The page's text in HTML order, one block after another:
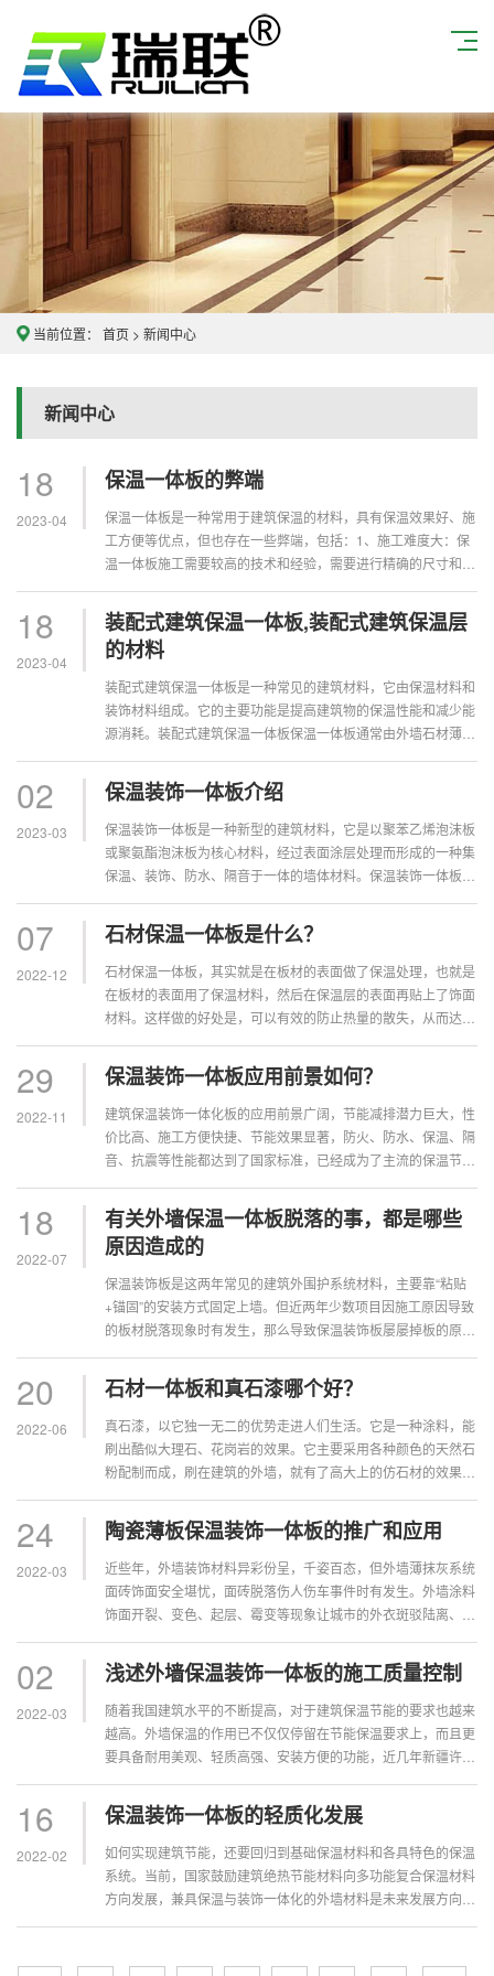
当前位置： 首页 > 新闻中心
新闻中心
18
2023-04
保温一体板的弊端
保温一体板是一种常用于建筑保温的材料，具有保温效果好、施
工方便等优点，但也存在一些弊端，包括：1、施工难度大：保
温一体板施工需要较高的技术和经验，需要进行精确的尺寸和角
造价较高：保温一...
18
2023-04
装配式建筑保温一体板,装配式建筑保温层
的材料
装配式建筑保温一体板是一种常见的建筑材料，它由保温材料和
装饰材料组成。它的主要功能是提高建筑物的保温性能和减少能
源消耗。装配式建筑保温一体板保温一体板通常由外墙石材薄陶
于外观设计和保护...
02
2023-03
保温装饰一体板介绍
保温装饰一体板是一种新型的建筑材料，它是以聚苯乙烯泡沫板
或聚氨酯泡沫板为核心材料，经过表面涂层处理而形成的一种集
保温、装饰、防水、隔音于一体的墙体材料。保温装饰一体板具
材料采用聚苯乙烯...
07
2022-12
石材保温一体板是什么？
石材保温一体板，其实就是在板材的表面做了保温处理，也就是
在板材的表面用了保温材料，然后在保温层的表面再贴上了饰面
材料。这样做的好处是，可以有效的防止热量的散失，从而达到
的保温隔热性能，...
29
2022-11
保温装饰一体板应用前景如何？
建筑保温装饰一体化板的应用前景广阔，节能减排潜力巨大，性
价比高、施工方便快捷、节能效果显著，防火、防水、保温、隔
音、抗震等性能都达到了国家标准，已经成为了主流的保温节能
节能保温的最佳选...
18
2022-07
有关外墙保温一体板脱落的事，都是哪些
原因造成的
保温装饰板是这两年常见的建筑外围护系统材料，主要靠“粘贴
+锚固”的安装方式固定上墙。但近两年少数项目因施工原因导致
的板材脱落现象时有发生，那么导致保温装饰板屡屡掉板的原因
平整度不符合外...
20
2022-06
石材一体板和真石漆哪个好？
真石漆，以它独一无二的优势走进人们生活。它是一种涂料，能
刷出酷似大理石、花岗岩的效果。它主要采用各种颜色的天然石
粉配制而成，刷在建筑的外墙，就有了高大上的仿石材的效果。
的，只要是...
24
2022-03
陶瓷薄板保温装饰一体板的推广和应用
近些年，外墙装饰材料异彩份呈，千姿百态，但外墙薄抹灰系统
面砖饰面安全堪忧，面砖脱落伤人伤车事件时有发生。外墙涂料
饰面开裂、变色、起层、霉变等现象让城市的外衣斑驳陆离、残
厚重，墙体荷载大...
02
2022-03
浅述外墙保温装饰一体板的施工质量控制
随着我国建筑水平的不断提高，对于建筑保温节能的要求也越来
越高。外墙保温的作用已不仅仅停留在节能保温要求上，而且更
要具备耐用美观、轻质高强、安装方便的功能，近几年新疆许多
装修。笔者以在新...
16
2022-02
保温装饰一体板的轻质化发展
如何实现建筑节能，还要回归到基础保温材料和各具特色的保温
系统。当前，国家鼓励建筑绝热节能材料向多功能复合保温材料
方向发展，兼具保温与装饰一体化的外墙材料是未来发展方向之